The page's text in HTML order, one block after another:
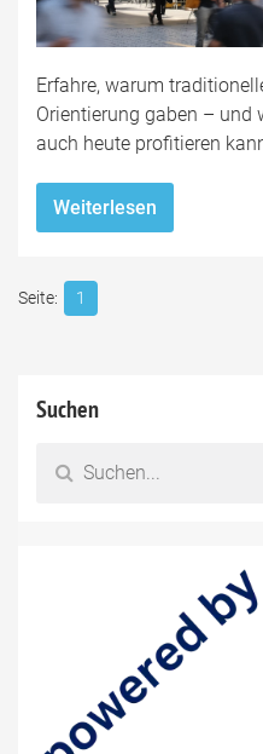
Erfahre, warum
Orientierung gaben – und
auch heute profitieren
Weiterlesen
1
Suchen